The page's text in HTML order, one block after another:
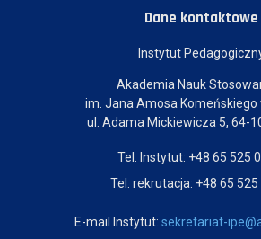
Dane kontaktowe
Instytut
Akademia Nauk
im. Jana Amosa Komeńskiego
ul. Adama Mickiewicza 5, 64-
Tel. Instytut: +48 65 525
Tel. rekrutacja: +48 65 525
E-mail Instytut: sekretariat-